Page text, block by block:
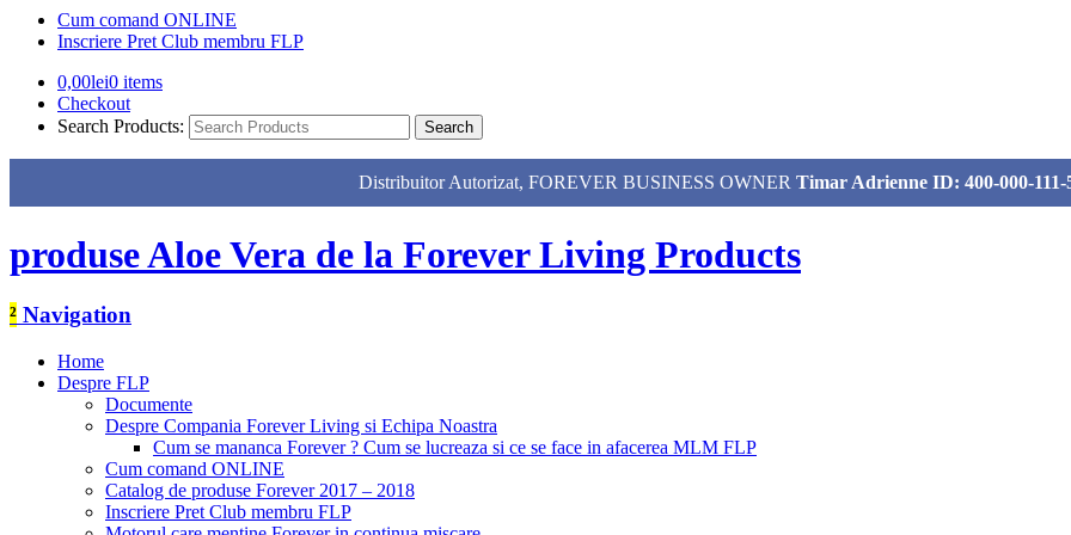
Cum comand ONLINE
Inscriere Pret Club membru FLP
0,00lei0 items
Checkout
Search Products:
Distribuitor Autorizat, FOREVER BUSINESS OWNER Timar Adrienne ID: 400-000-111-
produse Aloe Vera de la Forever Living Products
² Navigation
Home
Despre FLP
Documente
Despre Compania Forever Living si Echipa Noastra
Cum se mananca Forever ? Cum se lucreaza si ce se face in afacerea MLM FLP
Cum comand ONLINE
Catalog de produse Forever 2017 – 2018
Inscriere Pret Club membru FLP